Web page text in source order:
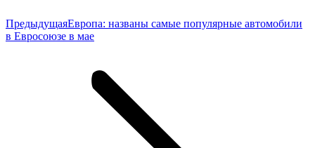
ПредыдущаяПредыдущая
запись:
Европа: названы самые популярные автомобили
в Евросоюзе в мае